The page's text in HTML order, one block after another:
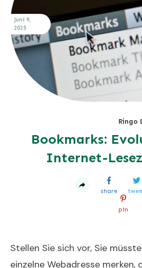
Juni 9,
2025
Ringo
Bookmarks:
Internet-
share
pin
Stellen Sie sich vor, Sie
einzelne Webadresse merken,